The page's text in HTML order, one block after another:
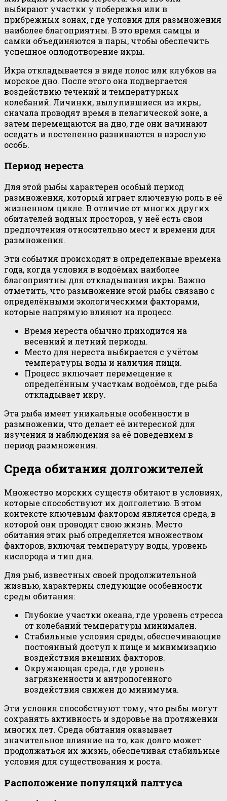
выбирают участки у побережья или в
прибрежных зонах, где условия для размножения
наиболее благоприятны. В это время самцы и
самки объединяются в пары, чтобы обеспечить
успешное оплодотворение икры.
Икра откладывается в виде полос или клубков на
морское дно. После этого она подвергается
воздействию течений и температурных
колебаний. Личинки, вылупившиеся из икры,
сначала проводят время в пелагической зоне, а
затем перемещаются на дно, где они начинают
оседать и постепенно развиваются в взрослую
особь.
Период нереста
Для этой рыбы характерен особый период
размножения, который играет ключевую роль в её
жизненном цикле. В отличие от многих других
обитателей водных просторов, у неё есть свои
предпочтения относительно мест и времени для
размножения.
Эти события происходят в определенные времена
года, когда условия в водоёмах наиболее
благоприятны для откладывания икры. Важно
отметить, что размножение этой рыбы связано с
определёнными экологическими факторами,
которые напрямую влияют на процесс.
Время нереста обычно приходится на
весенний и летний периоды.
Место для нереста выбирается с учётом
температуры воды и наличия пищи.
Процесс включает перемещение к
определённым участкам водоёмов, где рыба
откладывает икру.
Эта рыба имеет уникальные особенности в
размножении, что делает её интересной для
изучения и наблюдения за её поведением в
период размножения.
Среда обитания долгожителей
Множество морских существ обитают в условиях,
которые способствуют их долголетию. В этом
контексте ключевым фактором является среда, в
которой они проводят свою жизнь. Место
обитания этих рыб определяется множеством
факторов, включая температуру воды, уровень
кислорода и тип дна.
Для рыб, известных своей продолжительной
жизнью, характерны следующие особенности
среды обитания:
Глубокие участки океана, где уровень стресса
от колебаний температуры минимален.
Стабильные условия среды, обеспечивающие
постоянный доступ к пище и минимизацию
воздействия внешних факторов.
Окружающая среда, где уровень
загрязненности и антропогенного
воздействия снижен до минимума.
Эти условия способствуют тому, что рыбы могут
сохранять активность и здоровье на протяжении
многих лет. Среда обитания оказывает
значительное влияние на то, как долго может
продолжаться их жизнь, обеспечивая стабильные
условия для существования и роста.
Расположение популяций палтуса